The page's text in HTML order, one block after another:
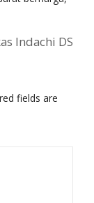
Indachi DS
fields are